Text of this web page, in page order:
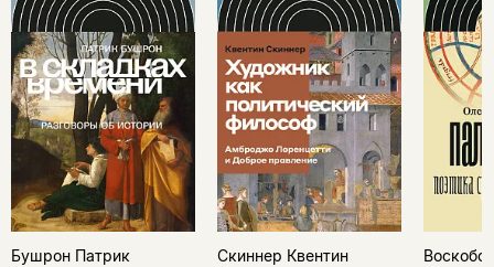
Бушрон Патрик
Скиннер Квентин